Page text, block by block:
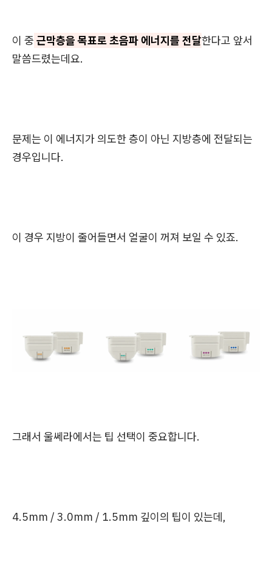
이 중 근막층을 목표로 초음파 에너지를 전달한다고 앞서
말씀드렸는데요.
문제는 이 에너지가 의도한 층이 아닌 지방층에 전달되는
경우입니다.
이 경우 지방이 줄어들면서 얼굴이 꺼져 보일 수 있죠.
그래서 울쎄라에서는 팁 선택이 중요합니다.
4.5mm / 3.0mm / 1.5mm 깊이의 팁이 있는데,